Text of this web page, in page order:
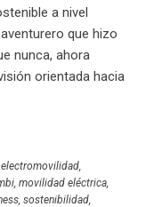
a nivel
que hizo
nunca, ahora
orientada hacia
electromovilidad,
, movilidad eléctrica,
, sostenibilidad,